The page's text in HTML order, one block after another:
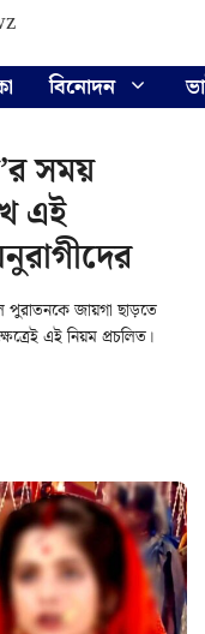
বিনোদন
সময়
এই
জায়গা ছাড়তে
এই নিয়ম প্রচলিত।